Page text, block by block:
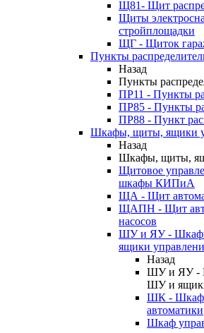
Щ81- Щит
Щиты
стройплощадки
ЩГ - Щиток
Пункты
Назад
Пункты
ПР11 - Пункты
ПР85 - Пункты
ПР88 - Пункт
Шкафы, щиты, ящики
Назад
Шкафы, щиты,
Щитовое
шкафы КИПиА
ЩА - Щит
ЩАПН - Щит
насосов
ШУ и ЯУ -
ящики
Назад
ШУ и ЯУ -
ШУ и
ШК - Шкаф
автоматики
Шкаф